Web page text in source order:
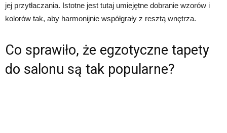
jej przytłaczania. Istotne jest tutaj umiejętne dobranie wzorów i
kolorów tak, aby harmonijnie współgrały z resztą wnętrza.
Co sprawiło, że egzotyczne tapety
do salonu są tak popularne?